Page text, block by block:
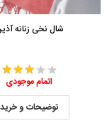
شال نخی زنانه
اتمام موجودی
توضیحات و خرید